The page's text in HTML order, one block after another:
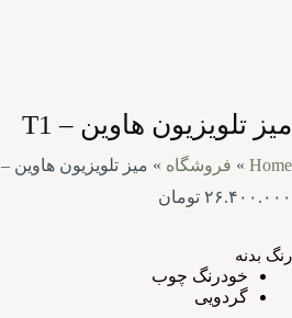
میز تلویزیون هاوین – T1
Home
» فروشگاه » میز تلویزیون هاوین – T1
۲۶.۴۰۰.۰۰۰ تومان
رنگ بدنه
خودرنگ چوب
گردویی